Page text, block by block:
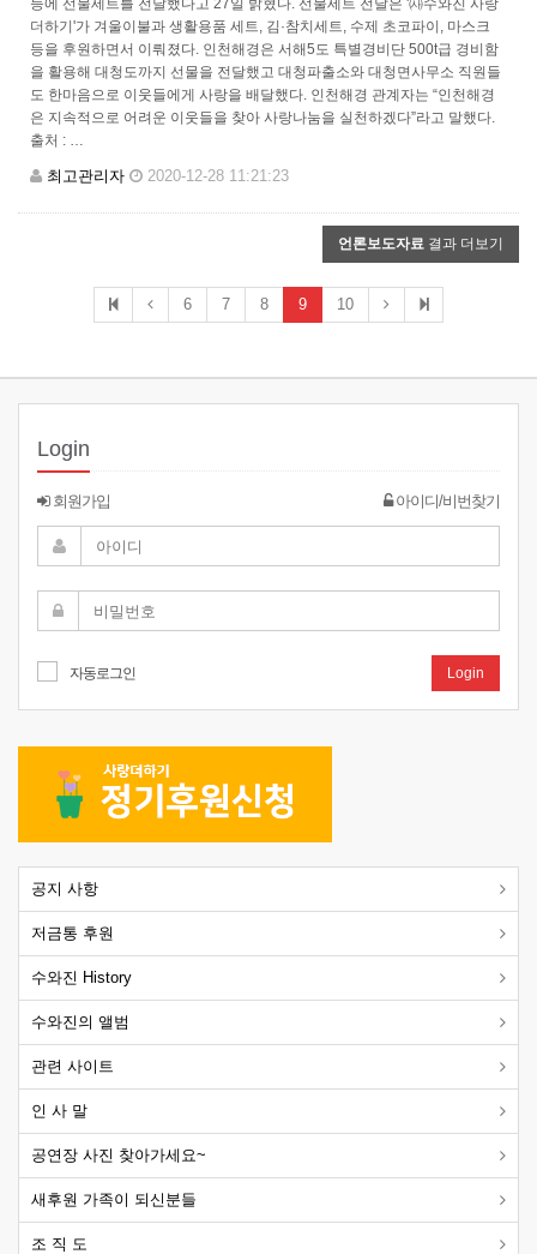
등에 선물세트를 전달했다고 27일 밝혔다. 선물세트 전달은 '㈔수와진 사랑
더하기'가 겨울이불과 생활용품 세트, 김·참치세트, 수제 초코파이, 마스크
등을 후원하면서 이뤄졌다. 인천해경은 서해5도 특별경비단 500t급 경비함
을 활용해 대청도까지 선물을 전달했고 대청파출소와 대청면사무소 직원들
도 한마음으로 이웃들에게 사랑을 배달했다. 인천해경 관계자는 “인천해경
은 지속적으로 어려운 이웃들을 찾아 사랑나눔을 실천하겠다”라고 말했다.
출처 : …
최고관리자 2020-12-28 11:21:23
언론보도자료 결과 더보기
6 7 8 9 10
Login
회원가입 아이디/비번찾기
자동로그인 Login
공지 사항
저금통 후원
수와진 History
수와진의 앨범
관련 사이트
인 사 말
공연장 사진 찾아가세요~
새후원 가족이 되신분들
조 직 도